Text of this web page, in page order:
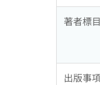
著者標目
出版事